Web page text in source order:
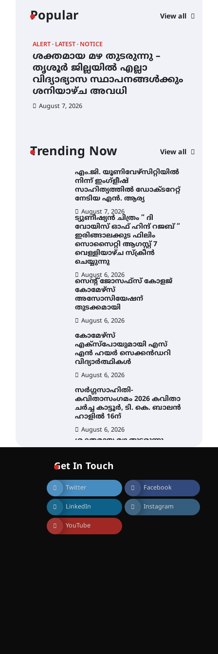
Popular View all
ALERT LATEST NOTICE
ശക്തമായ മഴ തുടരുന്നു –
തൃശൂർ ജില്ലയിൽ എല്ലാ
വിദ്യാഭ്യാസ സ്ഥാപനങ്ങൾക്കും
ശനിയാഴ്ച അവധി
August 7, 2026
Trending Now View all
എക്സ്പോയുമായി എസ്
August 6, 2026
സർഗ്ഗസാഹിതി-
കവിതാസംഗമം 2026 കവിതാ
ചർച്ച കാട്ടൂർ, ടി. കെ. ബാലൻ
ഹാളിൽ 16ന്
August 6, 2026
ശനിയാഴ്ച അവധി
എം.ജി. യൂണിവേഴ്‌സിറ്റിയിൽ
നിന്ന് ഇംഗ്ളീഷ്
സാഹിത്യത്തിൽ ഡോക്ടറേറ്റ്
നേടിയ എൻ. ആര്യ
August 7, 2026
ട്യുണീഷ്യൻ ചിത്രം ” ദി
വോയിസ് ഓഫ് ഹിന്ദ് റജബ് ”
ഇരിങ്ങാലക്കുട ഫിലിം
സൊസൈറ്റി ആഗസ്റ്റ് 7
വെള്ളിയാഴ്ച സ്‌ക്രീൻ
ചെയ്യുന്നു
August 6, 2026
സെന്റ് ജോസഫ്സ് കോളജ്
കോമേഴ്‌സ്
അസോസിയേഷന്
തുടക്കമായി
August 6, 2026
കോമേഴ്സ്
എക്സ്പോയുമായി എസ്
എൻ ഹയർ സെക്കൻഡറി
വിദ്യാർത്ഥികൾ
August 6, 2026
സർഗ്ഗസാഹിതി-
കവിതാസംഗമം 2026 കവിതാ
ചർച്ച കാട്ടൂർ, ടി. കെ. ബാലൻ
ഹാളിൽ 16ന്
August 6, 2026
ശക്തമായ മഴ തുടരുന്നു –
തൃശൂർ ജില്ലയിൽ എല്ലാ
സ്ഥാപനങ്ങൾക്കും
August 7, 2026
എം.ജി. യൂണിവേഴ്‌സിറ്റിയിൽ
നിന്ന് ഇംഗ്ളീഷ്
സാഹിത്യത്തിൽ ഡോക്ടറേറ്റ്
നേടിയ എൻ. ആര്യ
Get In Touch
Twitter Facebook
LinkedIn Instagram
YouTube